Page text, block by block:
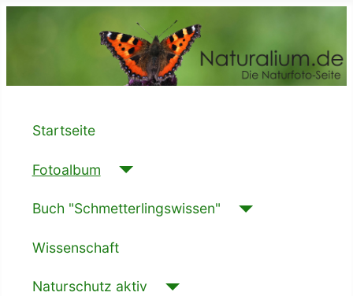
Startseite
Fotoalbum
Buch "Schmetterlingswissen"
Wissenschaft
Naturschutz aktiv